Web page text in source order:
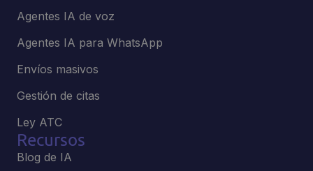
Agentes IA de voz
Agentes IA para WhatsApp
Envíos masivos
Gestión de citas
Ley ATC
Recursos
Blog de IA